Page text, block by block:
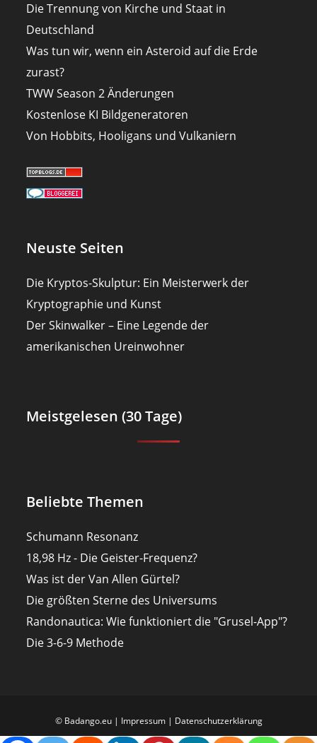
Die Trennung von Kirche und Staat in
Deutschland
Was tun wir, wenn ein Asteroid auf die Erde
zurast?
TWW Season 2 Änderungen
Kostenlose KI Bildgeneratoren
Von Hobbits, Hooligans und Vulkaniern
Neuste Seiten
Die Kryptos-Skulptur: Ein Meisterwerk der
Kryptographie und Kunst
Der Skinwalker – Eine Legende der
amerikanischen Ureinwohner
Meistgelesen (30 Tage)
Beliebte Themen
Schumann Resonanz
18,98 Hz - Die Geister-Frequenz?
Was ist der Van Allen Gürtel?
Die größten Sterne des Universums
Randonautica: Wie funktioniert die "Grusel-App"?
Die 3-6-9 Methode
© Badango.eu | Impressum| Datenschutzerklärung